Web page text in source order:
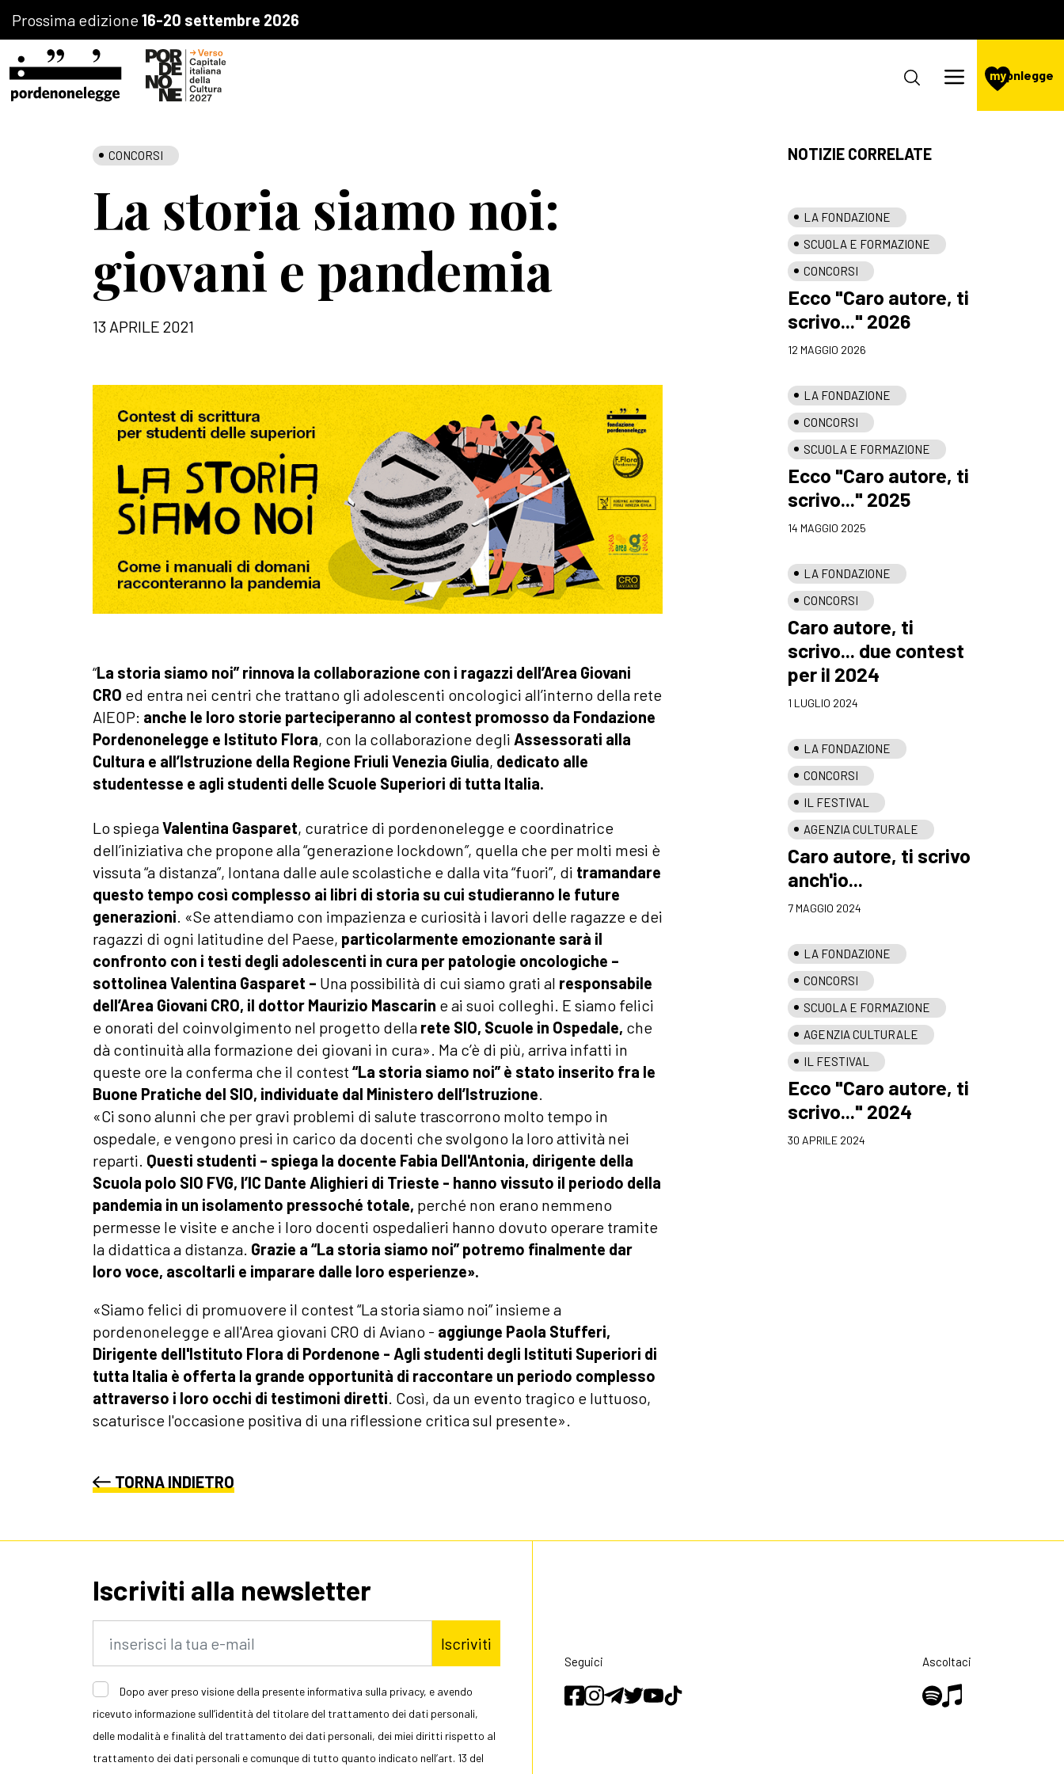
Prossima edizione16-20 settembre 2026
mypnlegge
CONCORSI
La storia siamo noi:
giovani e pandemia
13 APRILE 2021
“La storia siamo noi” rinnova la collaborazione con i ragazzi dell’Area Giovani
CRO ed entra nei centri che trattano gli adolescenti oncologici all’interno della rete
AIEOP: anche le loro storie parteciperanno al contest promosso da Fondazione
Pordenonelegge e Istituto Flora, con la collaborazione degli Assessorati alla
Cultura e all’Istruzione della Regione Friuli Venezia Giulia, dedicato alle
studentesse e agli studenti delle Scuole Superiori di tutta Italia.
Lo spiegaValentina Gasparet, curatrice di pordenonelegge e coordinatrice
dell’iniziativa che propone alla “generazione lockdown”, quella che per molti mesi è
vissuta “a distanza”, lontana dalle aule scolastiche e dalla vita “fuori”, di tramandare
questo tempo così complesso ai libri di storia su cui studieranno le future
generazioni. «Se attendiamo con impazienza e curiosità i lavori delle ragazze e dei
ragazzi di ogni latitudine del Paese, particolarmente emozionante sarà il
confronto con i testi degli adolescenti in cura per patologie oncologiche –
sottolinea Valentina Gasparet – Una possibilità di cui siamo grati al responsabile
dell’Area Giovani CRO, il dottor Maurizio Mascarin e ai suoi colleghi. E siamo felici
e onorati del coinvolgimento nel progetto della rete SIO, Scuole in Ospedale, che
dà continuità alla formazione dei giovani in cura». Ma c’è di più, arriva infatti in
queste ore la conferma che il contest “La storia siamo noi” è stato inserito fra le
Buone Pratiche del SIO, individuate dal Ministero dell’Istruzione.
«Ci sono alunni che per gravi problemi di salute trascorrono molto tempo in
ospedale, e vengono presi in carico da docenti che svolgono la loro attività nei
reparti. Questi studenti – spiega la docente Fabia Dell'Antonia, dirigente della
Scuola polo SIO FVG, l’IC Dante Alighieri di Trieste - hanno vissuto il periodo della
pandemia in un isolamento pressoché totale, perché non erano nemmeno
permesse le visite e anche i loro docenti ospedalieri hanno dovuto operare tramite
la didattica a distanza. Grazie a “La storia siamo noi” potremo finalmente dar
loro voce, ascoltarli e imparare dalle loro esperienze».
«Siamo felici di promuovere il contest “La storia siamo noi” insieme a
pordenonelegge e all'Area giovani CRO di Aviano - aggiunge Paola Stufferi,
Dirigente dell'Istituto Flora di Pordenone - Agli studenti degli Istituti Superiori di
tutta Italia è offerta la grande opportunità di raccontare un periodo complesso
attraverso i loro occhi di testimoni diretti. Così, da un evento tragico e luttuoso,
scaturisce l'occasione positiva di una riflessione critica sul presente».
TORNA INDIETRO
NOTIZIE CORRELATE
LA FONDAZIONE
SCUOLA E FORMAZIONE
CONCORSI
Ecco "Caro autore, ti
scrivo..." 2026
12 MAGGIO 2026
LA FONDAZIONE
CONCORSI
SCUOLA E FORMAZIONE
Ecco "Caro autore, ti
scrivo..." 2025
14 MAGGIO 2025
LA FONDAZIONE
CONCORSI
Caro autore, ti
scrivo... due contest
per il 2024
1 LUGLIO 2024
LA FONDAZIONE
CONCORSI
IL FESTIVAL
AGENZIA CULTURALE
Caro autore, ti scrivo
anch'io...
7 MAGGIO 2024
LA FONDAZIONE
CONCORSI
SCUOLA E FORMAZIONE
AGENZIA CULTURALE
IL FESTIVAL
Ecco "Caro autore, ti
scrivo..." 2024
30 APRILE 2024
Iscriviti alla newsletter
Iscriviti
Dopo aver preso visione della presente informativa sulla privacy, e avendo
ricevuto informazione sull’identità del titolare del trattamento dei dati personali,
delle modalità e finalità del trattamento dei dati personali, dei miei diritti rispetto al
trattamento dei dati personali e comunque di tutto quanto indicato nell’art. 13 del
Seguici Ascoltaci